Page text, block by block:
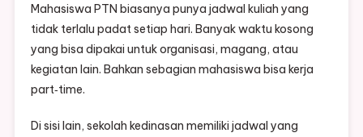
Mahasiswa PTN biasanya punya jadwal kuliah yang
tidak terlalu padat setiap hari. Banyak waktu kosong
yang bisa dipakai untuk organisasi, magang, atau
kegiatan lain. Bahkan sebagian mahasiswa bisa kerja
part‑time.
Di sisi lain, sekolah kedinasan memiliki jadwal yang